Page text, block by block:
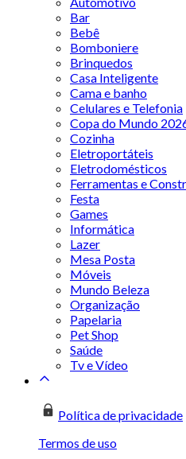
Bar
Bebê
Bomboniere
Brinquedos
Casa Inteligente
Cama e banho
Celulares e Telefonia
Copa do Mundo
Cozinha
Eletroportáteis
Eletrodomésticos
Ferramentas e
Festa
Games
Informática
Lazer
Mesa Posta
Móveis
Mundo Beleza
Organização
Papelaria
Pet Shop
Saúde
Tv e Vídeo
Política de privacidade
Termos de uso